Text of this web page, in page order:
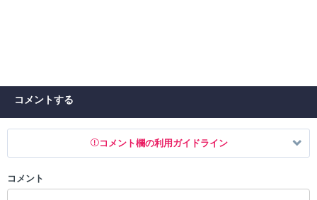
コメントする
コメント欄の利用ガイドライン
以下の書き込みを禁止とし、場合によってはコメント削除や書き込み制
コメント